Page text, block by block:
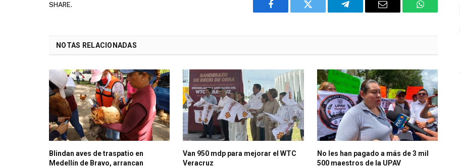
SHARE.
Facebook Twitter Telegram Email WhatsApp
NOTAS RELACIONADAS
Blindan aves de traspatio en
Medellín de Bravo, arrancan
Van 950 mdp para mejorar el WTC
Veracruz
No les han pagado a más de 3 mil
500 maestros de la UPAV